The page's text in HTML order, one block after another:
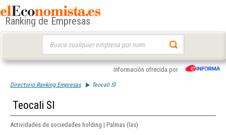
Ranking de Empresas
Información ofrecida por
Directorio Ranking Empresas Teocali Sl
Teocali Sl
Actividades de sociedades holding | Palmas (las)